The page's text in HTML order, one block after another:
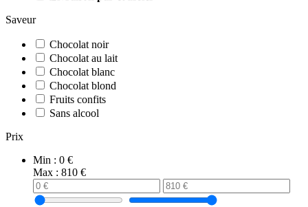
Saveur
Chocolat noir
Chocolat au lait
Chocolat blanc
Chocolat blond
Fruits confits
Sans alcool
Prix
Min : 0 €
Max : 810 €